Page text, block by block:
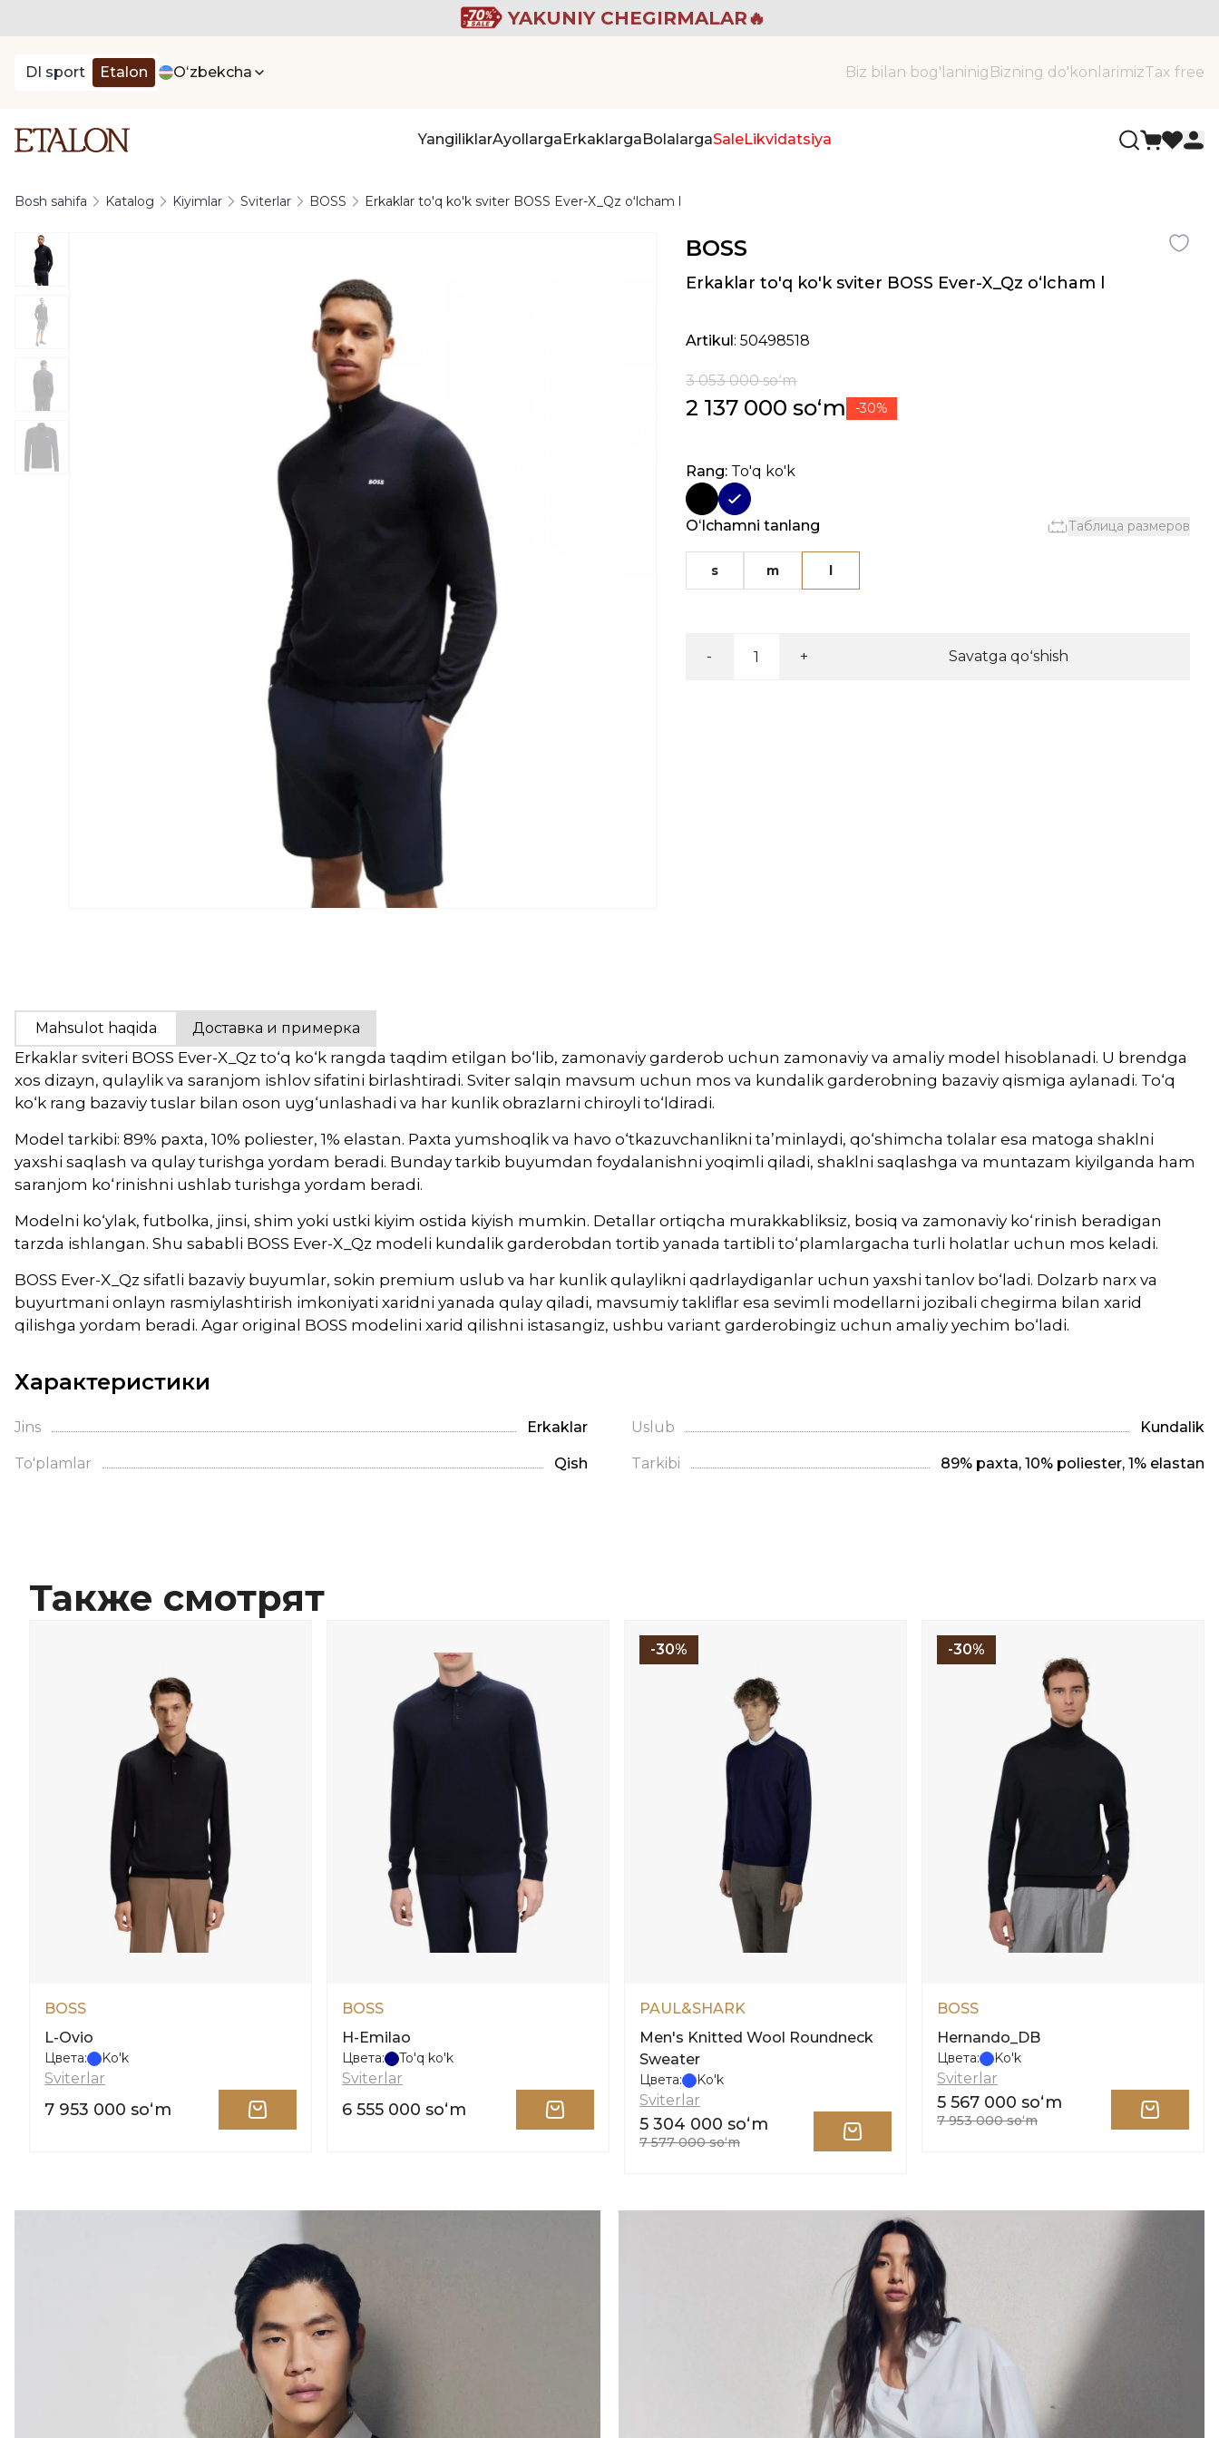
YAKUNIY CHEGIRMALAR🔥
DI sport Etalon Oʻzbekcha Biz bilan bog'laninig Bizning do'konlarimizTax free
YangiliklarAyollargaErkaklargaBolalargaSaleLikvidatsiya
Bosh sahifa Katalog Kiyimlar Sviterlar BOSS Erkaklar to'q ko'k sviter BOSS Ever-X_Qz oʻlcham l
BOSS
Erkaklar to'q ko'k sviter BOSS Ever-X_Qz oʻlcham l
Artikul: 50498518
3 053 000 soʻm
2 137 000 soʻm -30%
Rang: To'q ko'k
Oʻlchamni tanlang Таблица размеров
s m l
- + Savatga qoʻshish
Mahsulot haqida Доставка и примерка
Erkaklar sviteri BOSS Ever-X_Qz to‘q ko‘k rangda taqdim etilgan bo‘lib, zamonaviy garderob uchun zamonaviy va amaliy model hisoblanadi. U brendga
xos dizayn, qulaylik va saranjom ishlov sifatini birlashtiradi. Sviter salqin mavsum uchun mos va kundalik garderobning bazaviy qismiga aylanadi. To‘q
ko‘k rang bazaviy tuslar bilan oson uyg‘unlashadi va har kunlik obrazlarni chiroyli to‘ldiradi.
Model tarkibi: 89% paxta, 10% poliester, 1% elastan. Paxta yumshoqlik va havo o‘tkazuvchanlikni ta’minlaydi, qo‘shimcha tolalar esa matoga shaklni
yaxshi saqlash va qulay turishga yordam beradi. Bunday tarkib buyumdan foydalanishni yoqimli qiladi, shaklni saqlashga va muntazam kiyilganda ham
saranjom ko‘rinishni ushlab turishga yordam beradi.
Modelni ko‘ylak, futbolka, jinsi, shim yoki ustki kiyim ostida kiyish mumkin. Detallar ortiqcha murakkabliksiz, bosiq va zamonaviy ko‘rinish beradigan
tarzda ishlangan. Shu sababli BOSS Ever-X_Qz modeli kundalik garderobdan tortib yanada tartibli to‘plamlargacha turli holatlar uchun mos keladi.
BOSS Ever-X_Qz sifatli bazaviy buyumlar, sokin premium uslub va har kunlik qulaylikni qadrlaydiganlar uchun yaxshi tanlov bo‘ladi. Dolzarb narx va
buyurtmani onlayn rasmiylashtirish imkoniyati xaridni yanada qulay qiladi, mavsumiy takliflar esa sevimli modellarni jozibali chegirma bilan xarid
qilishga yordam beradi. Agar original BOSS modelini xarid qilishni istasangiz, ushbu variant garderobingiz uchun amaliy yechim bo‘ladi.
Характеристики
Jins Erkaklar Uslub Kundalik
To'plamlar Qish Tarkibi 89% paxta, 10% poliester, 1% elastan
Также смотрят
BOSS
L-Ovio
Цвета: Ko'k
Sviterlar
7 953 000 soʻm
BOSS
H-Emilao
Цвета: To'q ko'k
Sviterlar
6 555 000 soʻm
-30%
PAUL&SHARK
Men's Knitted Wool Roundneck
Sweater
Цвета: Ko'k
Sviterlar
5 304 000 soʻm
7 577 000 soʻm
-30%
BOSS
Hernando_DB
Цвета: Ko'k
Sviterlar
5 567 000 soʻm
7 953 000 soʻm